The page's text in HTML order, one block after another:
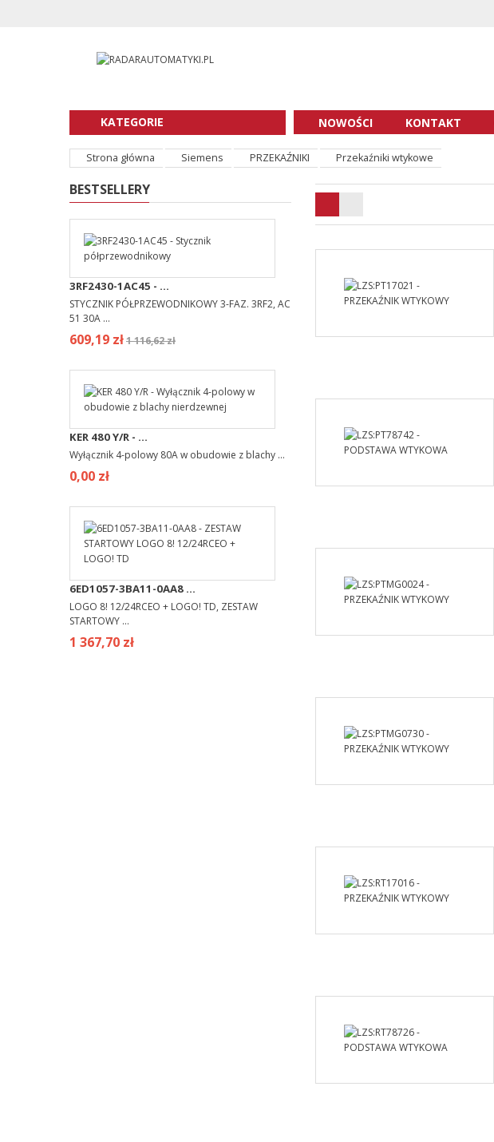
KATEGORIE NOWOŚCI KONTAKT
Strona główna Siemens PRZEKAŹNIKI Przekaźniki wtykowe
BESTSELLERY
3RF2430-1AC45 - ...
STYCZNIK PÓŁPRZEWODNIKOWY 3-FAZ. 3RF2, AC
51 30A ...
609,19 zł1 116,62 zł
KER 480 Y/R - ...
Wyłącznik 4-polowy 80A w obudowie z blachy ...
0,00 zł
6ED1057-3BA11-0AA8 ...
LOGO 8! 12/24RCEO + LOGO! TD, ZESTAW
STARTOWY ...
1 367,70 zł